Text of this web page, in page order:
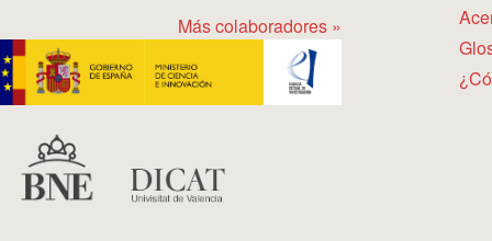
Más colaboradores »